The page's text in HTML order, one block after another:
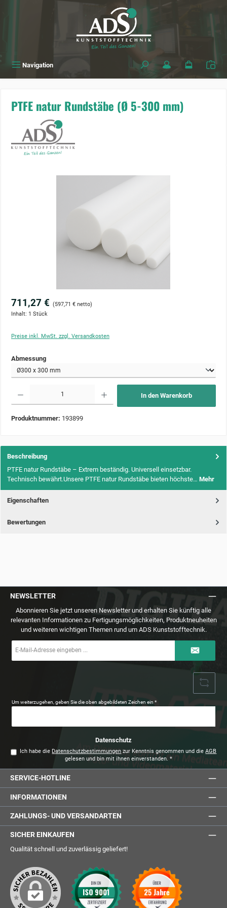
Navigation
PTFE natur Rundstäbe (Ø 5-300 mm)
711,27 € (597,71 € netto)
Inhalt: 1 Stück
Preise inkl. MwSt. zzgl. Versandkosten
Abmessungauswählen
In den Warenkorb
Produktnummer: 193899
Beschreibung
PTFE natur Rundstäbe – Extrem beständig. Universell einsetzbar.
Technisch bewährt.Unsere PTFE natur Rundstäbe bieten höchste… Mehr
Eigenschaften
Bewertungen
NEWSLETTER
Abonnieren Sie jetzt unseren Newsletter und erhalten Sie künftig alle
relevanten Informationen zu Fertigungsmöglichkeiten, Produktneuheiten
und weiteren wichtigen Themen rund um ADS Kunststofftechnik.
Mail-
Um weiterzugehen, geben Sie die oben abgebildeten Zeichen ein*
Datenschutz
Ich habe die Datenschutzbestimmungen zur Kenntnis genommen und dieAGB
gelesen und bin mit ihnen einverstanden. *
SERVICE-HOTLINE
INFORMATIONEN
ZAHLUNGS- UND VERSANDARTEN
SICHER EINKAUFEN
Qualität schnell und zuverlässig geliefert!